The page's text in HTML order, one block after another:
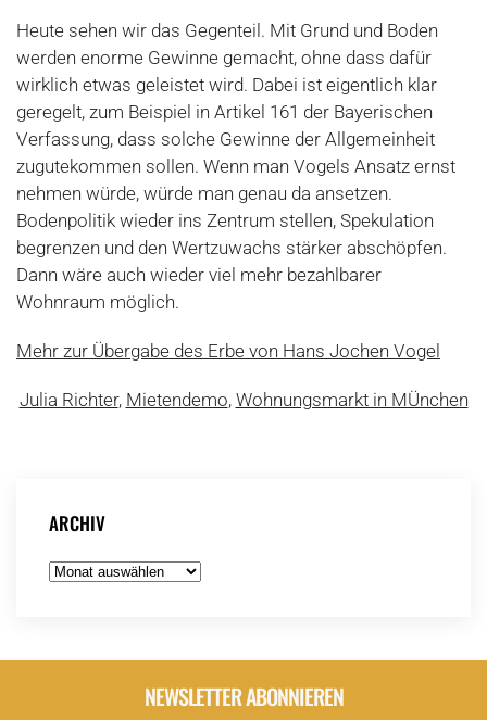
Heute sehen wir das Gegenteil. Mit Grund und Boden
werden enorme Gewinne gemacht, ohne dass dafür
wirklich etwas geleistet wird. Dabei ist eigentlich klar
geregelt, zum Beispiel in Artikel 161 der Bayerischen
Verfassung, dass solche Gewinne der Allgemeinheit
zugutekommen sollen. Wenn man Vogels Ansatz ernst
nehmen würde, würde man genau da ansetzen.
Bodenpolitik wieder ins Zentrum stellen, Spekulation
begrenzen und den Wertzuwachs stärker abschöpfen.
Dann wäre auch wieder viel mehr bezahlbarer
Wohnraum möglich.
Mehr zur Übergabe des Erbe von Hans Jochen Vogel
Julia Richter, Mietendemo, Wohnungsmarkt in MÜnchen
ARCHIV
Archiv
NEWSLETTER ABONNIEREN